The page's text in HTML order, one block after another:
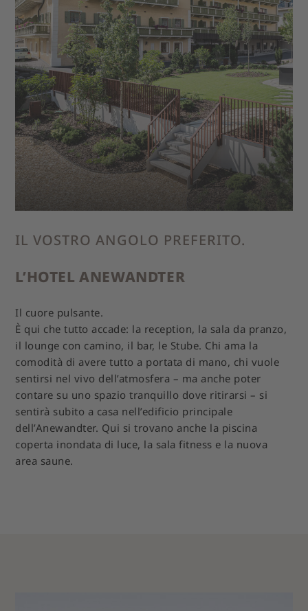
IL VOSTRO ANGOLO PREFERITO.
L’HOTEL ANEWANDTER
Il cuore pulsante.
È qui che tutto accade: la reception, la sala da pranzo,
il lounge con camino, il bar, le Stube. Chi ama la
comodità di avere tutto a portata di mano, chi vuole
sentirsi nel vivo dell’atmosfera – ma anche poter
contare su uno spazio tranquillo dove ritirarsi – si
sentirà subito a casa nell’edificio principale
dell’Anewandter. Qui si trovano anche la piscina
coperta inondata di luce, la sala fitness e la nuova
area saune.